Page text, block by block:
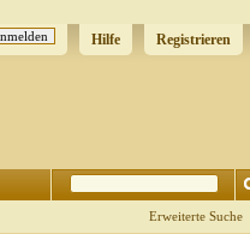
Registrieren
Hilfe
Erweiterte Suche